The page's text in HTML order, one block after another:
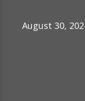
August 30,